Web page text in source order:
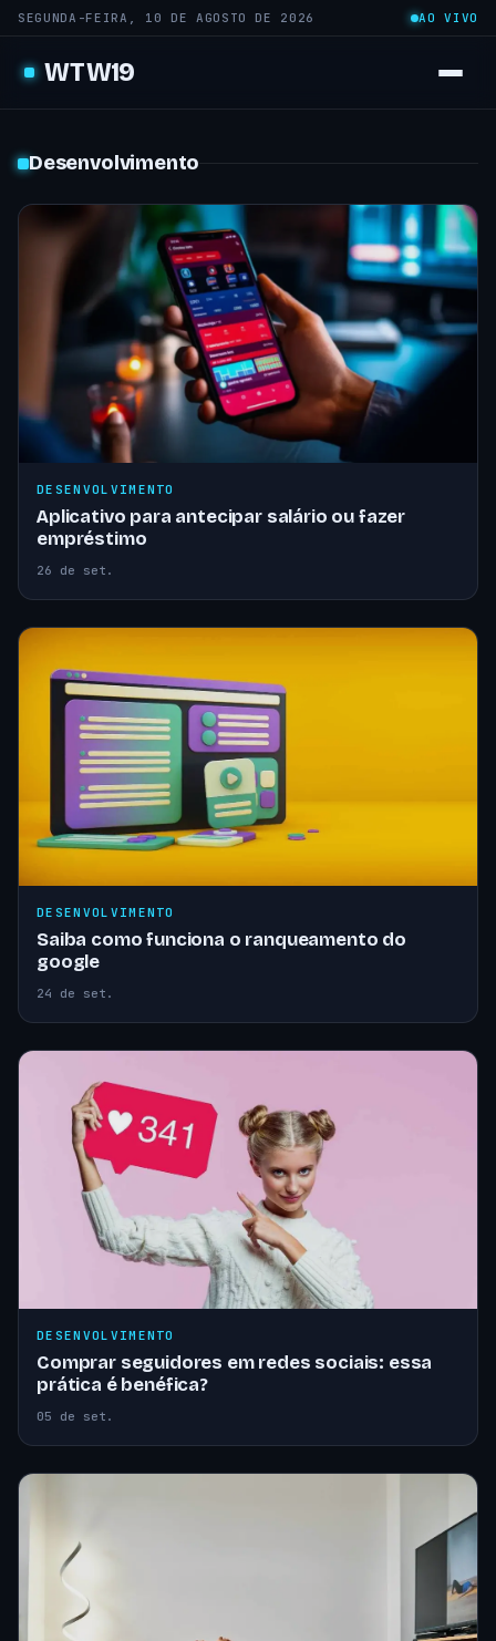
SEGUNDA-FEIRA, 10 DE AGOSTO DE 2026 AO VIVO
WTW19
Desenvolvimento
DESENVOLVIMENTO
Aplicativo para antecipar salário ou fazer
empréstimo
26 de set.
DESENVOLVIMENTO
Saiba como funciona o ranqueamento do
google
24 de set.
DESENVOLVIMENTO
Comprar seguidores em redes sociais: essa
prática é benéfica?
05 de set.